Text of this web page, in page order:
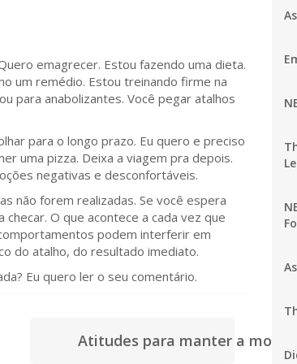
emagrecer. Estou fazendo uma dieta.
um remédio. Estou treinando firme na
para anabolizantes. Você pegar atalhos
para o longo prazo. Eu quero e preciso
uma pizza. Deixa a viagem pra depois.
negativas e desconfortáveis.
não forem realizadas. Se você espera
O que acontece a cada vez que
podem interferir em
do atalho, do resultado imediato.
Eu quero ler o seu comentário.
Atitudes para manter a